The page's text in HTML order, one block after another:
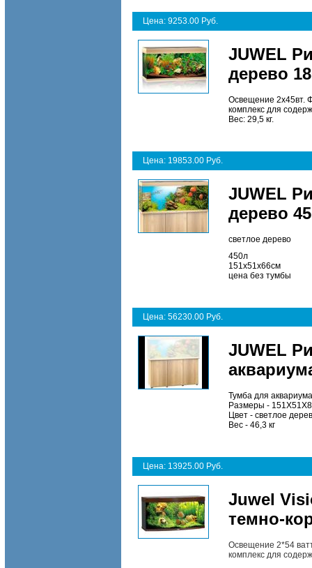
Цена: 9253.00 Руб.
JUWEL
дерево
Освещение 2х45вт.
комплекс для
Вес: 29,5 кг.
Цена: 19853.00 Руб.
JUWEL
дерево
светлое дерево
450л
151х51х66см
цена без тумбы
Цена: 56230.00 Руб.
JUWEL
Тумба для
Размеры -
Цвет - светлое
Вес - 46,3 кг
Цена: 13925.00 Руб.
Juwel
темно-
Освещение 2*54
комплекс для